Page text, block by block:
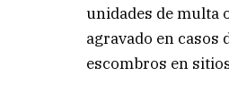
unidades de multa
agravado en
escombros en